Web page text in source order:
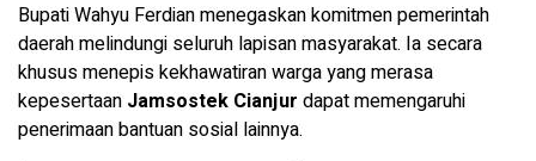
Bupati Wahyu Ferdian menegaskan komitmen pemerintah
daerah melindungi seluruh lapisan masyarakat. Ia secara
khusus menepis kekhawatiran warga yang merasa
kepesertaan Jamsostek Cianjur dapat memengaruhi
penerimaan bantuan sosial lainnya.